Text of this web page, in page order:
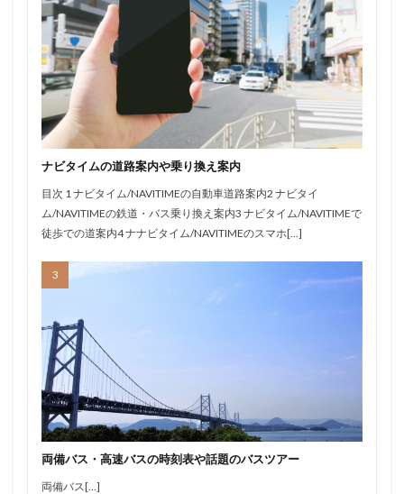
ナビタイムの道路案内や乗り換え案内
目次 1 ナビタイム/NAVITIMEの自動車道路案内2 ナビタイ
ム/NAVITIMEの鉄道・バス乗り換え案内3 ナビタイム/NAVITIMEで
徒歩での道案内4 ナナビタイム/NAVITIMEのスマホ[…]
両備バス・高速バスの時刻表や話題のバスツアー
両備バス[…]